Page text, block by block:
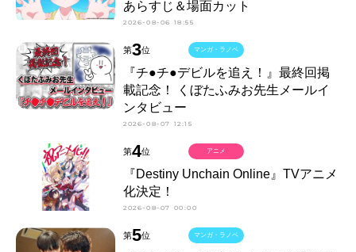
あらすじ＆場面カット
2026-08-06 18:55
第3位
『チ●チ●デビルを追え！』最終回掲
載記念！ くぼたふみお先生メールイ
ンタビュー
2026-08-07 12:15
マンガ・ラノベ
第4位
『Destiny Unchain Online』TVアニメ
化決定！
2026-08-07 00:00
アニメ
第5位 マンガ・ラノベ